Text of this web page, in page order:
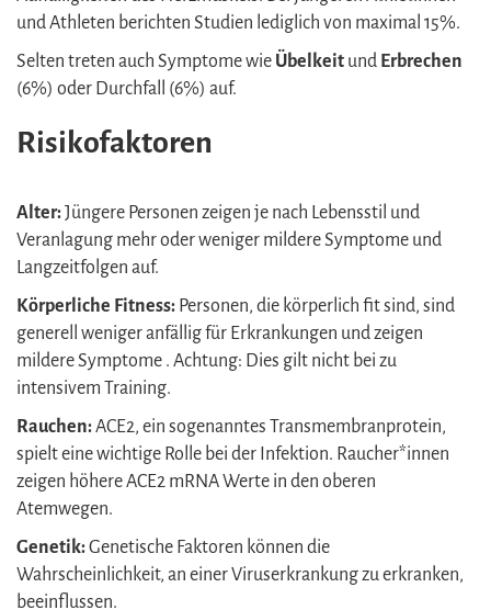
und Athleten berichten Studien lediglich von maximal 15%.
Selten treten auch Symptome wie Übelkeit und Erbrechen
(6%) oder Durchfall (6%) auf.
Risikofaktoren
Alter:Jüngere Personen zeigen je nach Lebensstil und
Veranlagung mehr oder weniger mildere Symptome und
Langzeitfolgen auf.
Körperliche Fitness: Personen, die körperlich fit sind, sind
generell weniger anfällig für Erkrankungen und zeigen
mildere Symptome . Achtung: Dies gilt nicht bei zu
intensivem Training.
Rauchen:ACE2, ein sogenanntes Transmembranprotein,
spielt eine wichtige Rolle bei der Infektion. Raucher*innen
zeigen höhere ACE2 mRNA Werte in den oberen
Atemwegen.
Genetik:Genetische Faktoren können die
Wahrscheinlichkeit, an einer Viruserkrankung zu erkranken,
beeinflussen.